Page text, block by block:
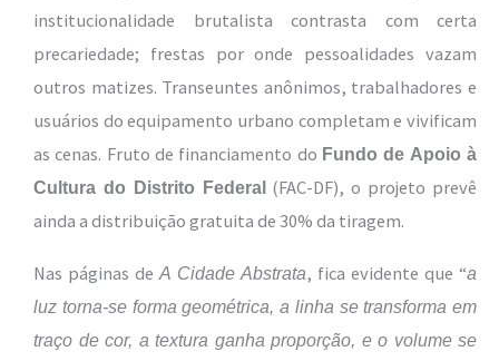
institucionalidade brutalista contrasta com certa
precariedade; frestas por onde pessoalidades vazam
outros matizes. Transeuntes anônimos, trabalhadores e
usuários do equipamento urbano completam e vivificam
as cenas. Fruto de financiamento do Fundo de Apoio à
Cultura do Distrito Federal(FAC-DF), o projeto prevê
ainda a distribuição gratuita de 30% da tiragem.
Nas páginas de A Cidade Abstrata, fica evidente que “a
luz torna-se forma geométrica, a linha se transforma em
traço de cor, a textura ganha proporção, e o volume se